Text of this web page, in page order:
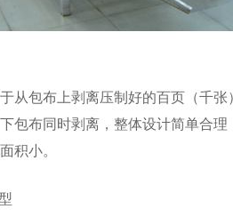
从包布上剥离压制好的百页（千张
包布同时剥离，整体设计简单合
积小。